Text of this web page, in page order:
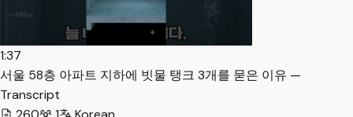
1:37
서울 58층 아파트 지하에 빗물 탱크 3개를 묻은 이유 —
Transcript